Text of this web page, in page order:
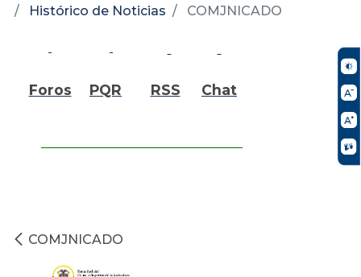
Histórico de Noticias
COMJNICADO
Foros PQR RSS Chat
COMJNICADO